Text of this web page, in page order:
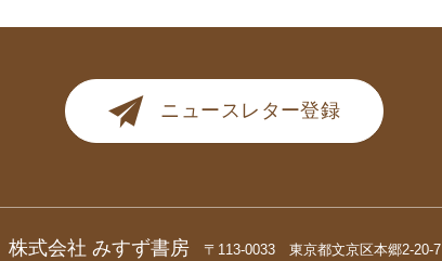
ニュースレター登録
株式会社 みすず書房 〒113-0033 東京都文京区本郷2-20-7